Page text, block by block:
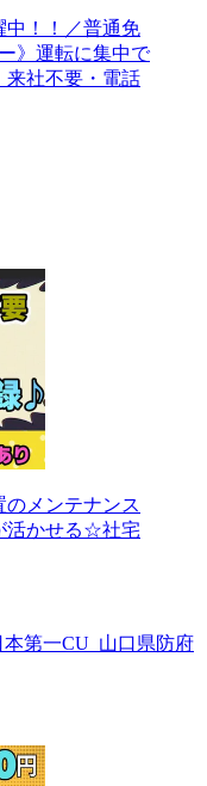
中！！／普通免
》運転に集中で
社不要・電話
のメンテナンス
活かせる☆社宅
第一CU_山口県防府